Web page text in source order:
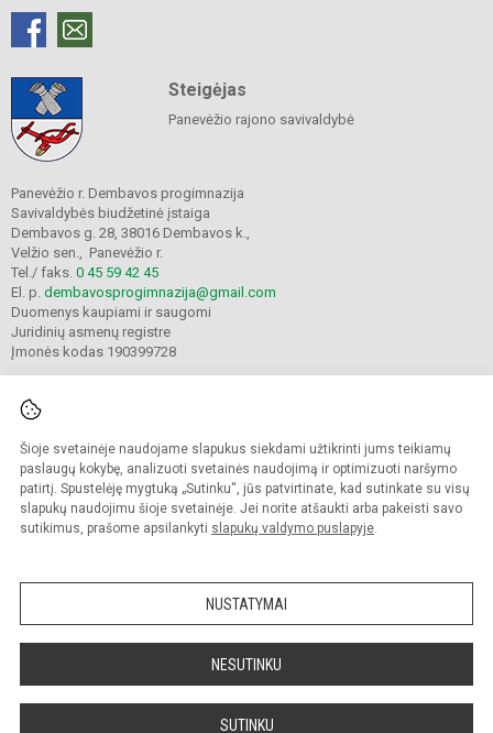
Šioje svetainėje naudojame slapukus siekdami užtikrinti jums teikiamų
paslaugų kokybę, analizuoti svetainės naudojimą ir optimizuoti naršymo
patirtį. Spustelėję mygtuką „Sutinku“, jūs patvirtinate, kad sutinkate su visų
slapukų naudojimu šioje svetainėje. Jei norite atšaukti arba pakeisti savo
sutikimus, prašome apsilankyti slapukų valdymo puslapyje.
NUSTATYMAI
NESUTINKU
SUTINKU
Steigėjas
Panevėžio rajono savivaldybė
Panevėžio r. Dembavos progimnazija
Savivaldybės biudžetinė įstaiga
Dembavos g. 28, 38016 Dembavos k.,
Velžio sen., Panevėžio r.
Tel./ faks. 0 45 59 42 45
El. p. dembavosprogimnazija@gmail.com
Duomenys kaupiami ir saugomi
Juridinių asmenų registre
Įmonės kodas 190399728
© 2021. Panevėžio r. Dembavos progimnazija. Visos teisės saugomos.
Kopijuoti turinį be raštiško progimnazijos sutikimo griežtai draudžiama.
Prieinamumo paraiška Slapukų valdymas
Sumanus būdas atnaujinti